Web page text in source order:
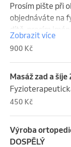
Prosím pište při
objednáváte na
dítě, prosím
Zobrazit více
900 Kč
Masáž zad a šíje
450 Kč
Výroba
DOSPĚLÝ